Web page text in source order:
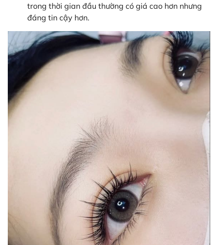
trong thời gian đầu thường có giá cao hơn nhưng
đáng tin cậy hơn.